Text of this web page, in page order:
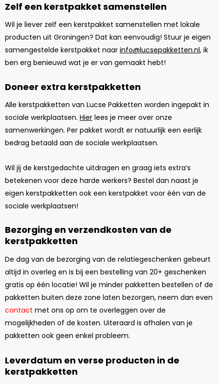
Zelf een kerstpakket samenstellen
Wil je liever zelf een kerstpakket samenstellen met lokale
producten uit Groningen? Dat kan eenvoudig! Stuur je eigen
samengestelde kerstpakket naar info@lucsepakketten.nl, ik
ben erg benieuwd wat je er van gemaakt hebt!
Doneer extra kerstpakketten
Alle kerstpakketten van Lucse Pakketten worden ingepakt in
sociale werkplaatsen. Hier lees je meer over onze
samenwerkingen. Per pakket wordt er natuurlijk een eerlijk
bedrag betaald aan de sociale werkplaatsen.
Wil jij de kerstgedachte uitdragen en graag iets extra’s
betekenen voor deze harde werkers? Bestel dan naast je
eigen kerstpakketten ook een kerstpakket voor één van de
sociale werkplaatsen!
Bezorging en verzendkosten van de
kerstpakketten
De dag van de bezorging van de relatiegeschenken gebeurt
altijd in overleg en is bij een bestelling van 20+ geschenken
gratis op één locatie! Wil je minder pakketten bestellen of de
pakketten buiten deze zone laten bezorgen, neem dan even
contact met ons op om te overleggen over de
mogelijkheden of de kosten. Uiteraard is afhalen van je
pakketten ook geen enkel probleem.
Leverdatum en verse producten in de
kerstpakketten